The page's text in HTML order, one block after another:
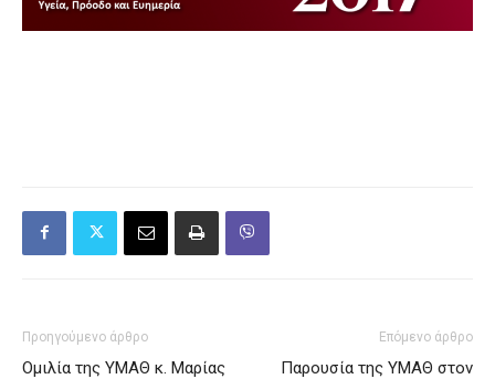
Προηγούμενο άρθρο
Ομιλία της ΥΜΑΘ κ. Μαρίας
Επόμενο άρθρο
Παρουσία της ΥΜΑΘ στον